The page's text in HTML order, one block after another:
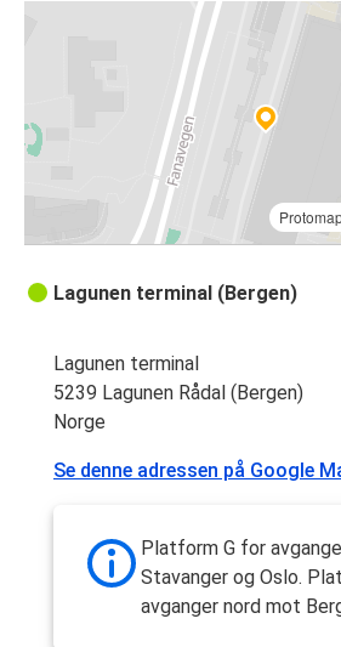
Lagunen terminal (Bergen)
Lagunen terminal
5239 Lagunen Rådal (Bergen)
Norge
Se denne adressen på Google
Platform G for
Stavanger og Oslo.
avganger nord mot